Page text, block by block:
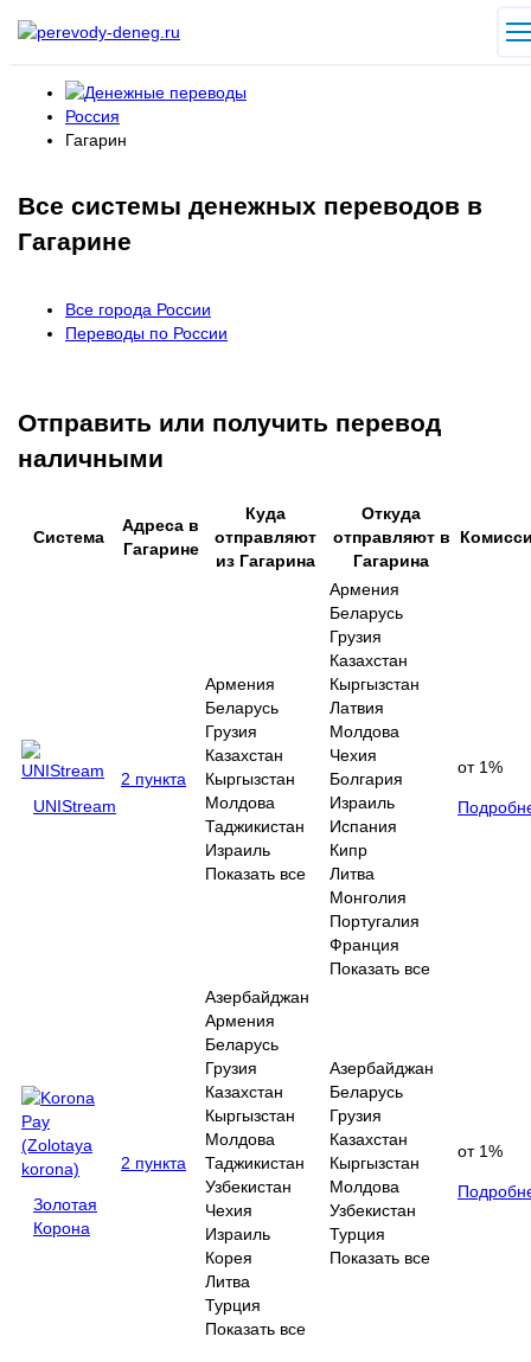
Россия
Гагарин
Все системы денежных переводов в
Гагарине
Все города России
Переводы по России
Отправить или получить перевод
наличными
Система
Адреса в
Гагарине
Куда
отправляют
из Гагарина
Откуда
отправляют в
Гагарина
UNIStream
2 пункта
Армения
Беларусь
Грузия
Казахстан
Кыргызстан
Молдова
Таджикистан
Израиль
Показать все
Армения
Беларусь
Грузия
Казахстан
Кыргызстан
Латвия
Молдова
Чехия
Болгария
Израиль
Испания
Кипр
Литва
Монголия
Португалия
Франция
Показать все
от 1%
Золотая
Корона
2 пункта
Азербайджан
Армения
Беларусь
Грузия
Казахстан
Кыргызстан
Молдова
Таджикистан
Узбекистан
Чехия
Израиль
Корея
Литва
Турция
Показать все
Азербайджан
Беларусь
Грузия
Казахстан
Кыргызстан
Молдова
Узбекистан
Турция
Показать все
от 1%